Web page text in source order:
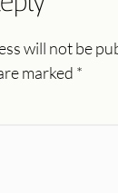
will not be
marked *